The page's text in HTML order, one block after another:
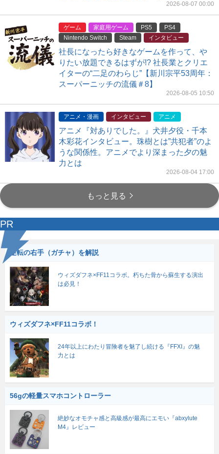
2026-08-07 00:00
ゲーム 家庭用ゲーム PS5
PS4
Nintendo Switch
Steam インタビュー
社長になったら好きなゲームを作って、や
りたい放題できるはずが!? 社長業とクリエ
イターの“二足のわらじ”【新川宗平53周年：
スーパーニッチの流儀＃8】
2026-08-05 10:50
アニメ・漫画 インタビュー アニメ
アニメ『対ありでした。』犬井夕役・千本
木彩花インタビュー。珠樹とは”共犯者”のよ
うな関係性。アニメでより深まった夕の魅
力とは
2026-08-04 17:00
もっと見る
PR
逆転の右手（ガチャ）を解説
ウィズダフネ×FF11コラボ。朽ちた骨から蘇生する演出
は必見！
ウィズダフネ×FF11コラボ！
24年以上にわたり冒険者を魅了し続ける『FFXI』の魅
力とは
56gの軽量スマホコントローラー
絶妙なオモチャ感と高級感が最高にエモい『abxylute
M4』レビュー